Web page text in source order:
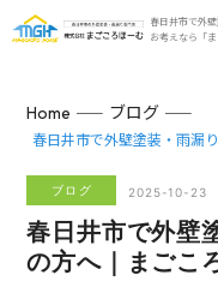
春日井市で外
お考えなら「
Home ブログ
春日井市で外壁塗装・雨漏
ブログ 2025-10-23
春日井市で外壁
の方へ｜まごこ